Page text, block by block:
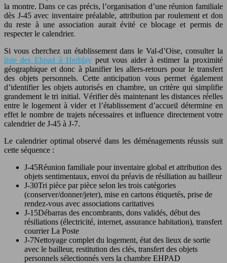
la montre. Dans ce cas précis, l’organisation d’une réunion familiale
dès J-45 avec inventaire préalable, attribution par roulement et don
du reste à une association aurait évité ce blocage et permis de
respecter le calendrier.
Si vous cherchez un établissement dans le Val-d’Oise, consulter la
liste des Ehpad à Herblaypeut vous aider à estimer la proximité
géographique et donc à planifier les allers-retours pour le transfert
des objets personnels. Cette anticipation vous permet également
d’identifier les objets autorisés en chambre, un critère qui simplifie
grandement le tri initial. Vérifier dès maintenant les distances réelles
entre le logement à vider et l’établissement d’accueil détermine en
effet le nombre de trajets nécessaires et influence directement votre
calendrier de J-45 à J-7.
Le calendrier optimal observé dans les déménagements réussis suit
cette séquence :
J-45Réunion familiale pour inventaire global et attribution des
objets sentimentaux, envoi du préavis de résiliation au bailleur
J-30Tri pièce par pièce selon les trois catégories
(conserver/donner/jeter), mise en cartons étiquetés, prise de
rendez-vous avec associations caritatives
J-15Débarras des encombrants, dons validés, début des
résiliations (électricité, internet, assurance habitation), transfert
courrier La Poste
J-7Nettoyage complet du logement, état des lieux de sortie
avec le bailleur, restitution des clés, transfert des objets
personnels sélectionnés vers la chambre EHPAD